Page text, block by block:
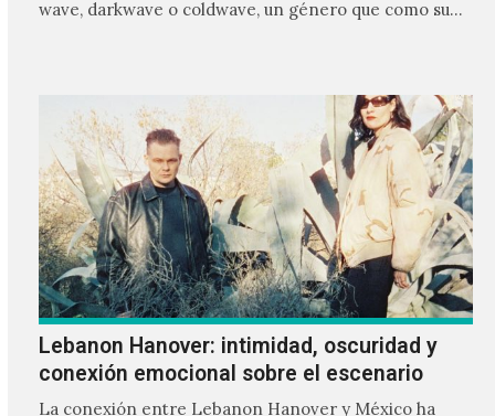
wave, darkwave o coldwave, un género que como su
Lebanon Hanover: intimidad, oscuridad y
conexión emocional sobre el escenario
La conexión entre Lebanon Hanover y México ha